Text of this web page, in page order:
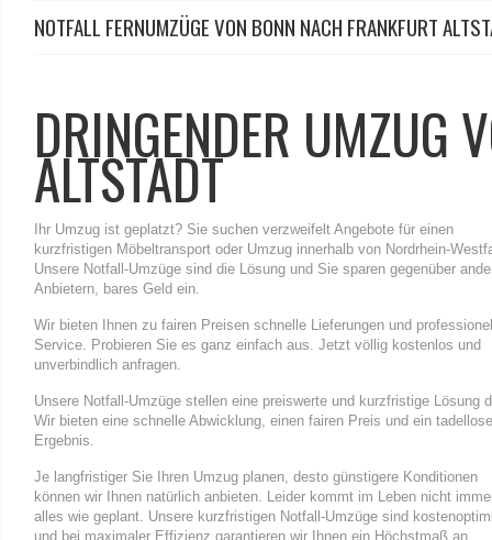
NOTFALL FERNUMZÜGE VON BONN NACH FRANKFURT
DRINGENDER UMZUG
ALTSTADT
Ihr Umzug ist geplatzt? Sie suchen verzweifelt Angebote für einen
kurzfristigen Möbeltransport oder Umzug innerhalb von Nordrhein-
Unsere Notfall-Umzüge sind die Lösung und Sie sparen gegenüber
Anbietern, bares Geld ein.
Wir bieten Ihnen zu fairen Preisen schnelle Lieferungen und
Service. Probieren Sie es ganz einfach aus. Jetzt völlig kostenlos und
unverbindlich anfragen.
Unsere Notfall-Umzüge stellen eine preiswerte und kurzfristige Lösung
Wir bieten eine schnelle Abwicklung, einen fairen Preis und ein
Ergebnis.
Je langfristiger Sie Ihren Umzug planen, desto günstigere Konditionen
können wir Ihnen natürlich anbieten. Leider kommt im Leben nicht
alles wie geplant. Unsere kurzfristigen Notfall-Umzüge sind
und bei maximaler Effizienz garantieren wir Ihnen ein Höchstmaß an